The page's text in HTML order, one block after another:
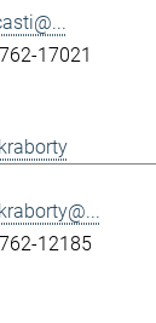
17021
12185